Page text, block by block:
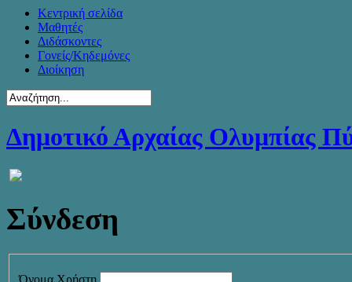
Κεντρική σελίδα
Μαθητές
Διδάσκοντες
Γονείς/Κηδεμόνες
Διοίκηση
Δημοτικό Αρχαίας Ολυμπίας
Σύνδεση
Όνομα Χρήστη